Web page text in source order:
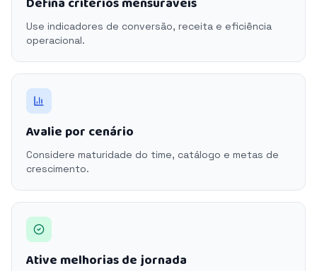
Use indicadores de conversão, receita e eficiência
operacional.
Avalie por cenário
Considere maturidade do time, catálogo e metas de
crescimento.
Ative melhorias de jornada